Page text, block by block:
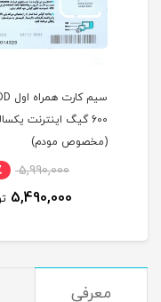
600 گیگ اینترنت
(مخصوص مودم)
5,990,000
5,490,000
معرفی